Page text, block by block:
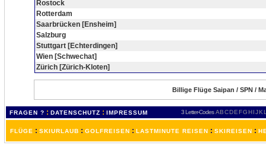
Rostock
Rotterdam
Saarbrücken [Ensheim]
Salzburg
Stuttgart [Echterdingen]
Wien [Schwechat]
Zürich [Zürich-Kloten]
Billige Flüge Saipan / SPN /
FRAGEN ? : DATENSCHUTZ : IMPRESSUM 3 Letter-Codes ABCDEFGH IJKL
FLÜGE : SKIURLAUB : GOLFREISEN : LASTMINUTE REISEN : SKIREISEN :